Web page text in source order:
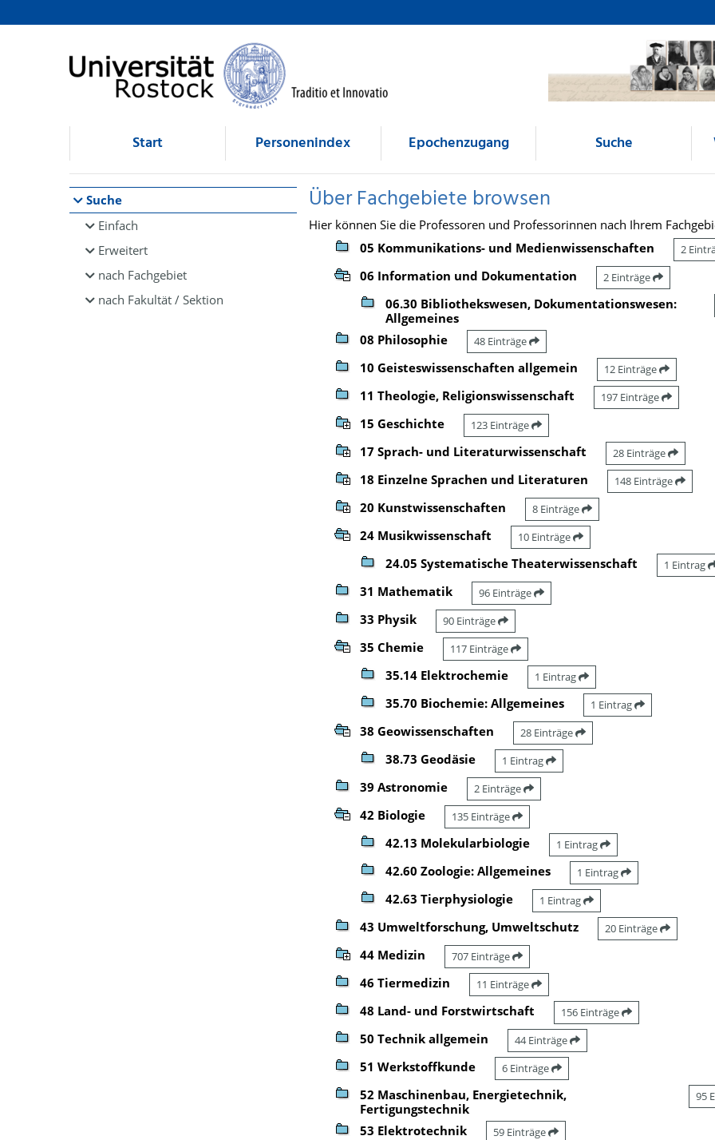
Browsen
direkt zum Inhalt
Start Personenindex Epochenzugang Suche
Suche
Einfach
Erweitert
nach Fachgebiet
nach Fakultät / Sektion
Über Fachgebiete browsen
Hier können Sie die Professoren und Professorinnen nach Ihrem
05 Kommunikations- und Medienwissenschaften
2
06 Information und Dokumentation 2 Einträge
06.30 Bibliothekswesen, Dokumentationswesen:
Allgemeines
08 Philosophie 48 Einträge
10 Geisteswissenschaften allgemein 12 Einträge
11 Theologie, Religionswissenschaft 197 Einträge
15 Geschichte 123 Einträge
17 Sprach- und Literaturwissenschaft 28 Einträge
18 Einzelne Sprachen und Literaturen 148 Einträge
20 Kunstwissenschaften 8 Einträge
24 Musikwissenschaft 10 Einträge
24.05 Systematische Theaterwissenschaft 1 Eintrag
31 Mathematik 96 Einträge
33 Physik 90 Einträge
35 Chemie 117 Einträge
35.14 Elektrochemie 1 Eintrag
35.70 Biochemie: Allgemeines 1 Eintrag
38 Geowissenschaften 28 Einträge
38.73 Geodäsie 1 Eintrag
39 Astronomie 2 Einträge
42 Biologie 135 Einträge
42.13 Molekularbiologie 1 Eintrag
42.60 Zoologie: Allgemeines 1 Eintrag
42.63 Tierphysiologie 1 Eintrag
43 Umweltforschung, Umweltschutz 20 Einträge
44 Medizin 707 Einträge
46 Tiermedizin 11 Einträge
48 Land- und Forstwirtschaft 156 Einträge
50 Technik allgemein 44 Einträge
51 Werkstoffkunde 6 Einträge
52 Maschinenbau, Energietechnik,
Fertigungstechnik
95
53 Elektrotechnik 59 Einträge